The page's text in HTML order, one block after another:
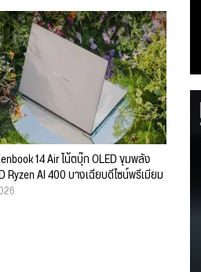
14 Air โน้ตบุ๊ก OLED ขุมพลัง
Ryzen AI 400 บางเฉียบดีไซน์พรีเมียม